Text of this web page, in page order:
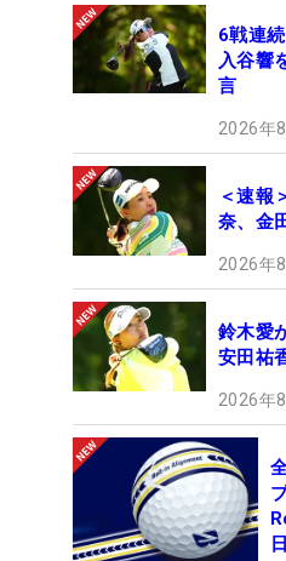
6戦連
入谷響
言
2026年
＜速報
奈、金
2026年
鈴木愛
安田祐
2026年